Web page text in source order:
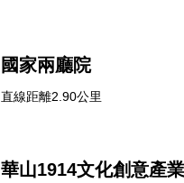
國家兩廳院
直線距離2.90公里
華山1914文化創意產